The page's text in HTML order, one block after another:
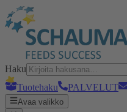
Haku
Tuotehaku
PALVELUT
Avaa valikko